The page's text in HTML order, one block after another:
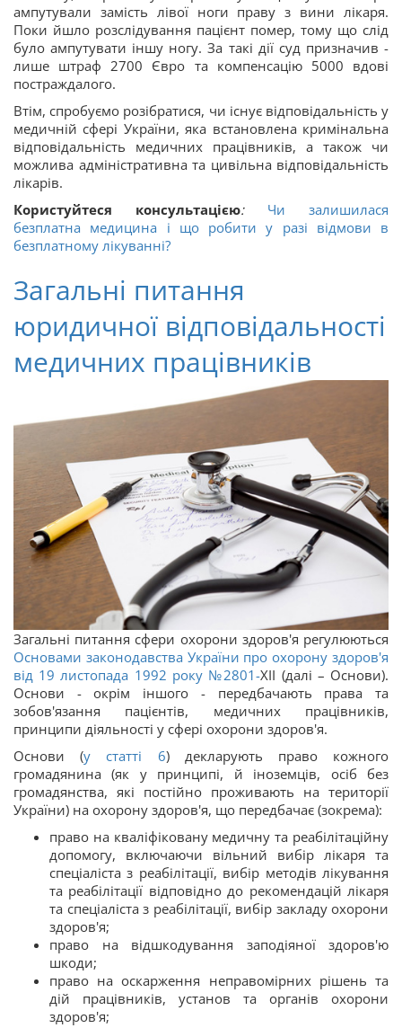
ампутували замість лівої ноги праву з вини лікаря.
Поки йшло розслідування пацієнт помер, тому що слід
було ампутувати іншу ногу. За такі дії суд призначив -
лише штраф 2700 Євро та компенсацію 5000 вдові
постраждалого.
Втім, спробуємо розібратися, чи існує відповідальність у
медичній сфері України, яка встановлена ​​кримінальна
відповідальність медичних працівників, а також чи
можлива адміністративна та цивільна відповідальність
лікарів.
Користуйтеся консультацією:
Чи залишилася
безплатна медицина і що робити у разі відмови в
безплатному лікуванні?
Загальні питання
юридичної відповідальності
медичних працівників
Загальні питання сфери охорони здоров'я регулюються
Основами законодавства України про охорону здоров'я
від 19 листопада 1992 року №2801-XII (далі – Основи).
Основи - окрім іншого - передбачають права та
зобов'язання пацієнтів, медичних працівників,
принципи діяльності у сфері охорони здоров'я.
Основи (у статті 6) декларують право кожного
громадянина (як у принципі, й іноземців, осіб без
громадянства, які постійно проживають на території
України) на охорону здоров'я, що передбачає (зокрема):
право на кваліфіковану медичну та реабілітаційну
допомогу, включаючи вільний вибір лікаря та
спеціаліста з реабілітації, вибір методів лікування
та реабілітації відповідно до рекомендацій лікаря
та спеціаліста з реабілітації, вибір закладу охорони
здоров'я;
право на відшкодування заподіяної здоров'ю
шкоди;
право на оскарження неправомірних рішень та
дій працівників, установ та органів охорони
здоров'я;